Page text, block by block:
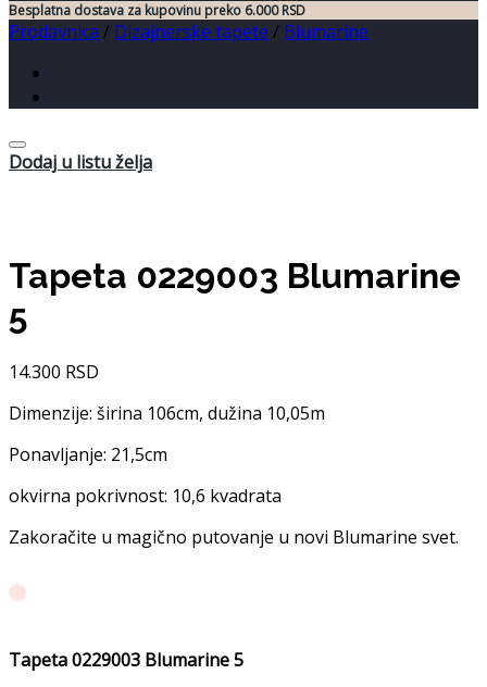
Besplatna dostava za kupovinu preko 6.000 RSD
Prodavnica / Dizajnerske tapete / Blumarine
Dodaj u listu želja
Tapeta 0229003 Blumarine
5
14.300 RSD
Dimenzije: širina 106cm, dužina 10,05m
Ponavljanje: 21,5cm
okvirna pokrivnost: 10,6 kvadrata
Zakoračite u magično putovanje u novi Blumarine svet.
Tapeta 0229003 Blumarine 5